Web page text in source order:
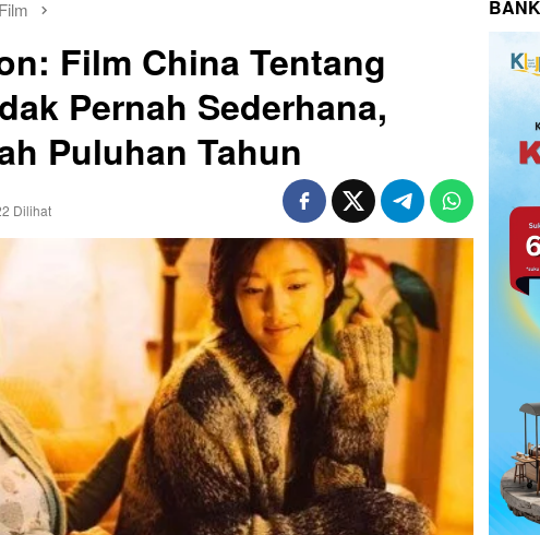
Film
Film China Tentang
Pernah Sederhana,
Puluhan Tahun
Dilihat